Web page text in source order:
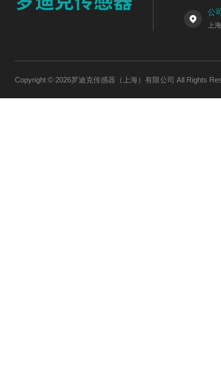
公
上
Copyright © 2026罗迪克传感器（上海）有限公司 All Rights